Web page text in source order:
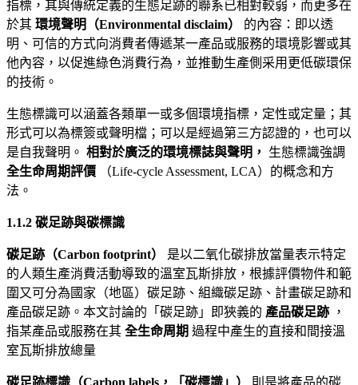
指標，其與傳統定義的生態足跡的聯系已相對較弱，而更多在
於其 環境聲明（Environmental disclaim） 的內容：即以透
明、可信的方式向消費者傳遞某一產品或服務的環境影響或其
他內容，以促進綠色消費行為，並推動生產側采用更低碳環保
的技術。
生態標識可以涵蓋各類單一或多個環境指標，定性或定量；其
形式可以為標簽或聲明檔；可以是經過第三方認證的，也可以
是自我聲明。 相對於廣泛的環境標誌與聲明， 生態標識強調
全生命周期評價
（Life-cycle Assessment, LCA）的概念和方
法。
1.1.2 碳足跡與碳標識
碳足跡（Carbon footprint） 是以二氧化碳排放當量表示特定
的人類生產消費活動導致的溫室瓦斯排放，根據評價物件和範
圍又可分為國家（地區）碳足跡、組織碳足跡、計畫碳足跡和
產品碳足跡。本文討論的「碳足跡」即狹義的 產品碳足跡 ，
指某產品或服務在其 全生命周期 過程中產生的直接和間接溫
室瓦斯排放總量
碳足跡標識（Carbon labels，「碳標識」） 則是將產品的碳